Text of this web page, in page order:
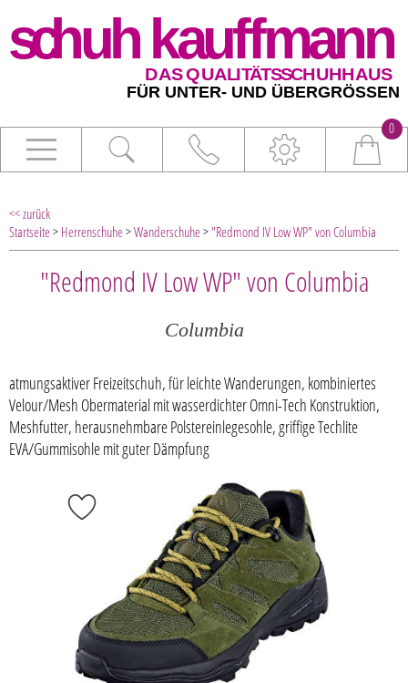
0
<< zurück
Startseite> Herrenschuhe>Wanderschuhe> "Redmond IV Low WP" von Columbia
"Redmond IV Low WP" von Columbia
Columbia
atmungsaktiver Freizeitschuh, für leichte Wanderungen, kombiniertes
Velour/Mesh Obermaterial mit wasserdichter Omni-Tech Konstruktion,
Meshfutter, herausnehmbare Polstereinlegesohle, griffige Techlite
EVA/Gummisohle mit guter Dämpfung